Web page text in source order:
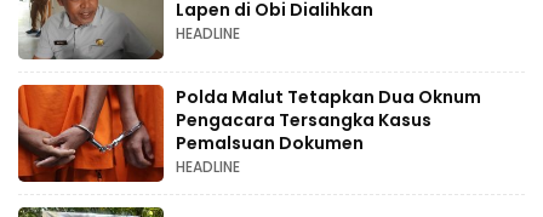
Lapen di Obi Dialihkan
HEADLINE
Polda Malut Tetapkan Dua Oknum
Pengacara Tersangka Kasus
Pemalsuan Dokumen
HEADLINE